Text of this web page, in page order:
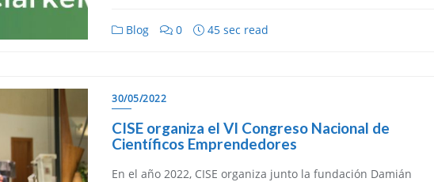
Blog 0 45 sec read
30/05/2022
CISE organiza el VI Congreso Nacional de
Científicos Emprendedores
En el año 2022, CISE organiza junto la fundación Damián